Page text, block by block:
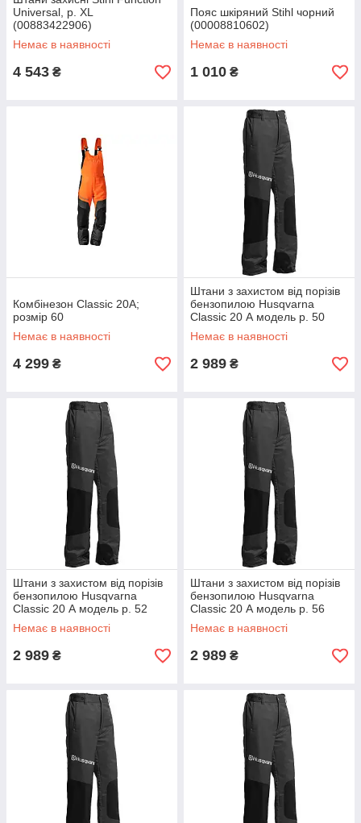
Universal, р. XL
(00883422906)
Немає в наявності
4 543 ₴
Пояс шкіряний Stihl чорний
(00008810602)
Немає в наявності
1 010 ₴
Комбінезон Classic 20A;
розмір 60
Немає в наявності
4 299 ₴
Штани з захистом від порізів
бензопилою Husqvarna
Classic 20 А модель р. 50
Немає в наявності
2 989 ₴
Штани з захистом від порізів
бензопилою Husqvarna
Classic 20 А модель р. 52
Немає в наявності
2 989 ₴
Штани з захистом від порізів
бензопилою Husqvarna
Classic 20 А модель р. 56
Немає в наявності
2 989 ₴